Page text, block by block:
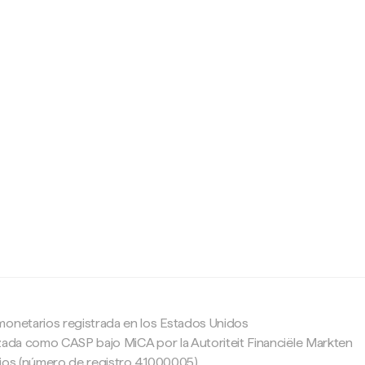
registrada en los Estados Unidos
como CASP bajo MiCA por la Autoriteit Financiële Markten